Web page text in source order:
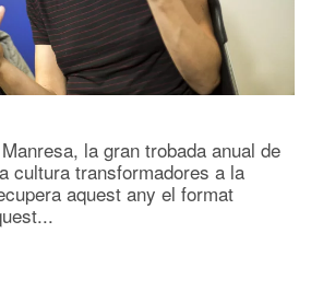
la gran trobada anual de
cultura transformadores a la
aquest any el format